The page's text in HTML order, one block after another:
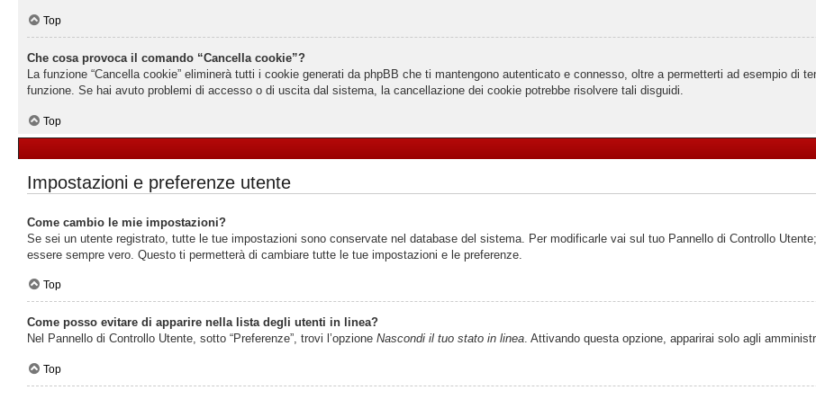
Top
Che cosa provoca il comando “Cancella cookie”?
La funzione “Cancella cookie” eliminerà tutti i cookie generati da phpBB che ti mantengono autenticato e connesso, oltre a permetterti ad esempio di
funzione. Se hai avuto problemi di accesso o di uscita dal sistema, la cancellazione dei cookie potrebbe risolvere tali disguidi.
Top
Impostazioni e preferenze utente
Come cambio le mie impostazioni?
Se sei un utente registrato, tutte le tue impostazioni sono conservate nel database del sistema. Per modificarle vai sul tuo Pannello di Controllo
essere sempre vero. Questo ti permetterà di cambiare tutte le tue impostazioni e le preferenze.
Top
Come posso evitare di apparire nella lista degli utenti in linea?
Nel Pannello di Controllo Utente, sotto “Preferenze”, trovi l’opzione Nascondi il tuo stato in linea. Attivando questa opzione, apparirai solo agli
Top